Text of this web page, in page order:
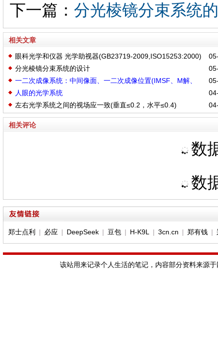
下一篇： 分光棱镜分束系统
相关文章
眼科光学和仪器 光学助视器(GB23719-2009,ISO15253:2000)
分光棱镜分束系统的设计
一二次成像系统：中间像面、一二次成像位置(IMSF、M解、
REAY)、入出瞳位置(ENPP、EXPP)、冷光阑
人眼的光学系统
左右光学系统之间的视场应一致(垂直≤0.2，水平≤0.4)
相关评论
数
数
郑士点利 | 必应 | DeepSeek| 豆包| H-K9L | 3cn.cn | 郑有钱|
该站用来记录个人生活的笔记，内容部分资料来源